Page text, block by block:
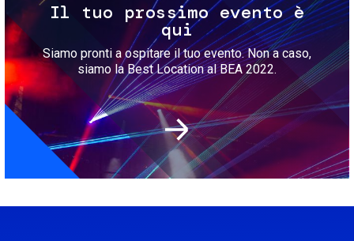
Il tuo prossimo evento è
qui
Siamo pronti a ospitare il tuo evento. Non a caso,
siamo la Best Location al BEA 2022.